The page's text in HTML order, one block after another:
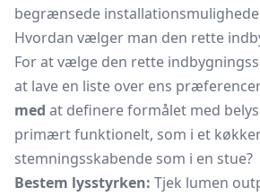
begrænsede
Hvordan vælger man den rette
For at vælge den rette
at lave en liste over ens
med at definere formålet med
primært funktionelt, som i et
stemningsskabende som i en stue?
Bestem lysstyrken: Tjek lumen